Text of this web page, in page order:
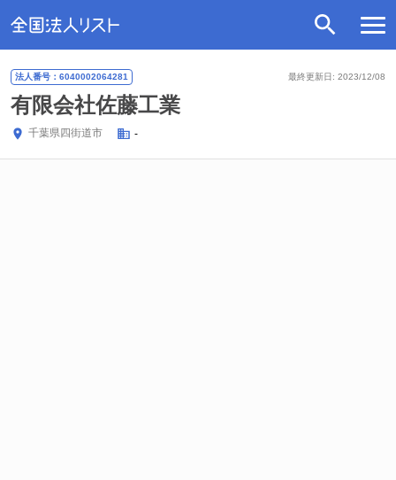
最終更新日: 2023/12/08
法人番号：6040002064281
有限会社佐藤工業
千葉県四街道市 -